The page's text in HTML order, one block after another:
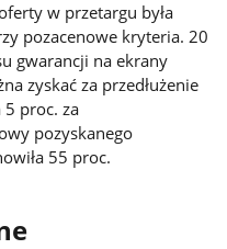
w przetargu była
pozacenowe kryteria. 20
gwarancji na ekrany
zyskać za przedłużenie
proc. za
pozyskanego
55 proc.